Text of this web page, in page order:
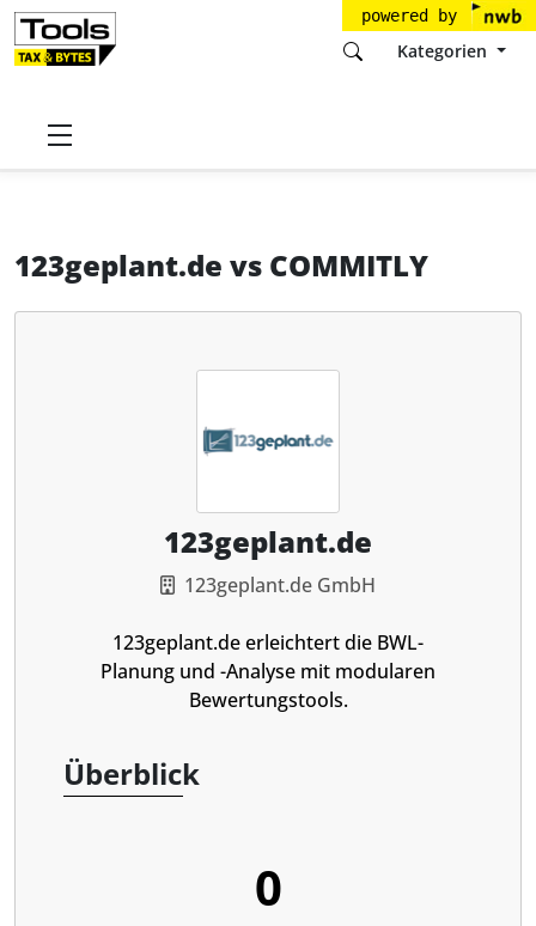
powered by
Kategorien
Startseite
123geplant.de vs COMMITLY
123geplant.de
123geplant.de GmbH
123geplant.de erleichtert die BWL-
Planung und -Analyse mit modularen
Bewertungstools.
Überblick
0